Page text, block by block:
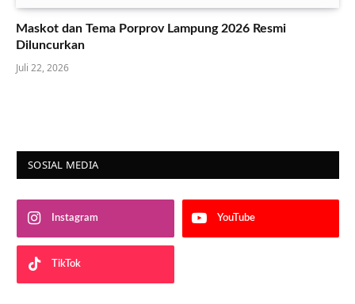
Maskot dan Tema Porprov Lampung 2026 Resmi
Diluncurkan
Juli 22, 2026
SOSIAL MEDIA
Instagram YouTube
TikTok